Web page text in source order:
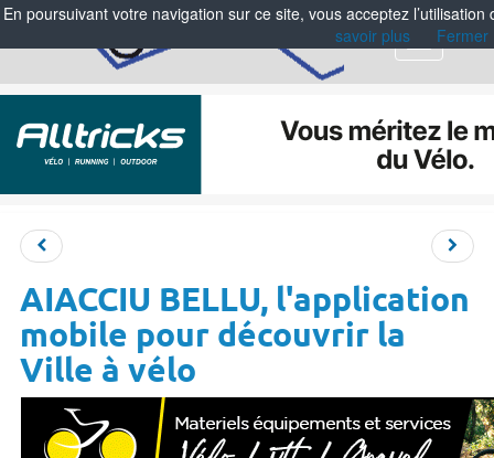
Menu
AIACCIU BELLU, l'application
mobile pour découvrir la
Ville à vélo
En poursuivant votre navigation sur ce site, vous acceptez
savoir plus
Fermer